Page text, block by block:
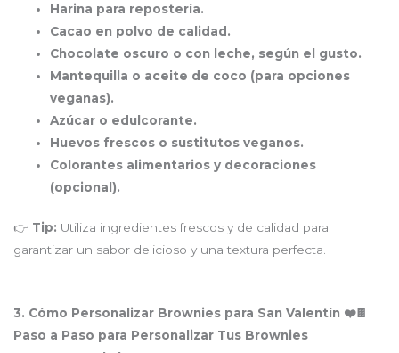
Harina para repostería.
Cacao en polvo de calidad.
Chocolate oscuro o con leche, según el gusto.
Mantequilla o aceite de coco (para opciones
veganas).
Azúcar o edulcorante.
Huevos frescos o sustitutos veganos.
Colorantes alimentarios y decoraciones
(opcional).
👉 Tip: Utiliza ingredientes frescos y de calidad para
garantizar un sabor delicioso y una textura perfecta.
3. Cómo Personalizar Brownies para San Valentín ❤️🍫
Paso a Paso para Personalizar Tus Brownies